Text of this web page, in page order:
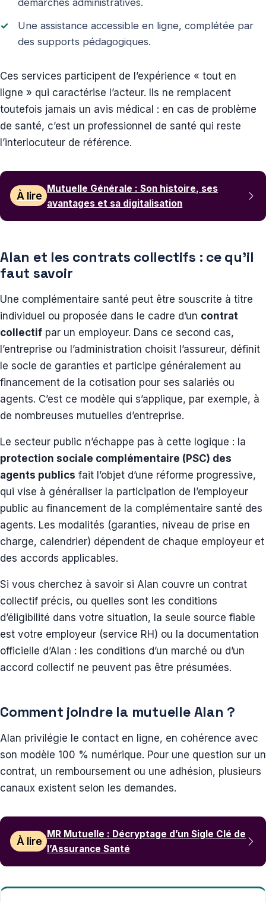
Une assistance accessible en ligne, complétée par
des supports pédagogiques.
Ces services participent de l’expérience « tout en
ligne » qui caractérise l’acteur. Ils ne remplacent
toutefois jamais un avis médical : en cas de problème
de santé, c’est un professionnel de santé qui reste
l’interlocuteur de référence.
À lire
Mutuelle Générale : Son histoire, ses
avantages et sa digitalisation
Alan et les contrats collectifs : ce qu’il
faut savoir
Une complémentaire santé peut être souscrite à titre
individuel ou proposée dans le cadre d’un contrat
collectif par un employeur. Dans ce second cas,
l’entreprise ou l’administration choisit l’assureur, définit
le socle de garanties et participe généralement au
financement de la cotisation pour ses salariés ou
agents. C’est ce modèle qui s’applique, par exemple, à
de nombreuses mutuelles d’entreprise.
Le secteur public n’échappe pas à cette logique : la
protection sociale complémentaire (PSC) des
agents publics fait l’objet d’une réforme progressive,
qui vise à généraliser la participation de l’employeur
public au financement de la complémentaire santé des
agents. Les modalités (garanties, niveau de prise en
charge, calendrier) dépendent de chaque employeur et
des accords applicables.
Si vous cherchez à savoir si Alan couvre un contrat
collectif précis, ou quelles sont les conditions
d’éligibilité dans votre situation, la seule source fiable
est votre employeur (service RH) ou la documentation
officielle d’Alan : les conditions d’un marché ou d’un
accord collectif ne peuvent pas être présumées.
Comment joindre la mutuelle Alan ?
Alan privilégie le contact en ligne, en cohérence avec
son modèle 100 % numérique. Pour une question sur un
contrat, un remboursement ou une adhésion, plusieurs
canaux existent selon les demandes.
À lire
MR Mutuelle : Décryptage d’un Sigle Clé de
l’Assurance Santé